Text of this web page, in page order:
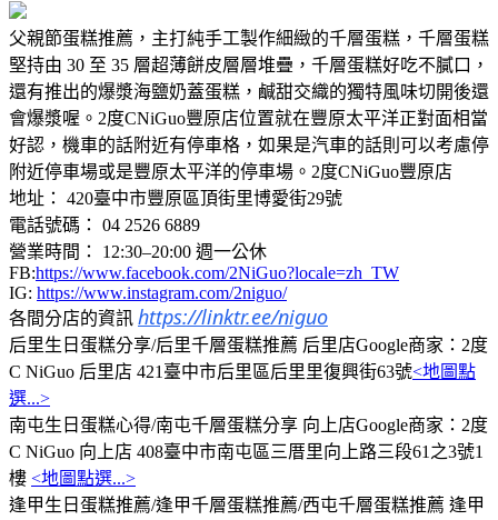
父親節蛋糕推薦，主打純手工製作細緻的千層蛋糕，千層蛋糕
堅持由 30 至 35 層超薄餅皮層層堆疊，千層蛋糕好吃不膩口，
還有推出的爆漿海鹽奶蓋蛋糕，鹹甜交織的獨特風味切開後還
會爆漿喔。2度CNiGuo豐原店位置就在豐原太平洋正對面相當
好認，機車的話附近有停車格，如果是汽車的話則可以考慮停
附近停車場或是豐原太平洋的停車場。2度CNiGuo豐原店
地址： 420臺中市豐原區頂街里博愛街29號
電話號碼： 04 2526 6889
營業時間： 12:30–20:00 週一公休
FB:https://www.facebook.com/2NiGuo?locale=zh_TW
IG: https://www.instagram.com/2niguo/
各間分店的資訊 https://linktr.ee/niguo
后里生日蛋糕分享/后里千層蛋糕推薦 后里店Google商家：2度
C NiGuo 后里店 421臺中市后里區后里里復興街63號<地圖點
選...>
南屯生日蛋糕心得/南屯千層蛋糕分享 向上店Google商家：2度
C NiGuo 向上店 408臺中市南屯區三厝里向上路三段61之3號1
樓 <地圖點選...>
逢甲生日蛋糕推薦/逢甲千層蛋糕推薦/西屯千層蛋糕推薦 逢甲